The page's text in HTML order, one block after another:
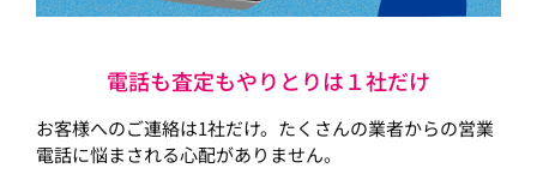
電話も査定もやりとりは１社だけ
お客様へのご連絡は1社だけ。たくさんの業者からの営業
電話に悩まされる心配がありません。